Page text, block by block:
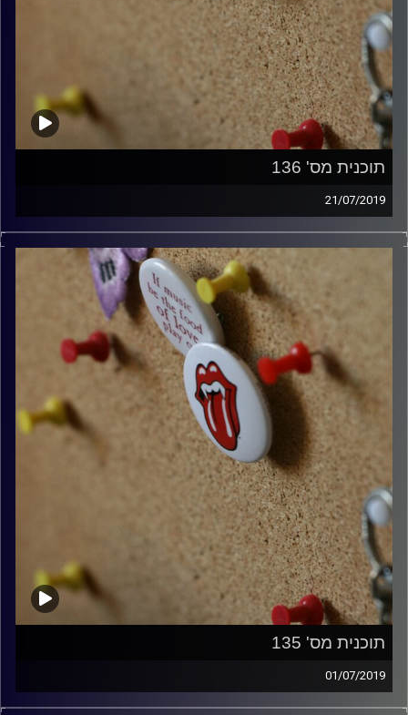
תוכנית מס' 136
21/07/2019
קלאסיקות רוק עם אורן הוף.
włodi
תוכנית מס' 135
01/07/2019
קלאסיקות רוק עם אורן הוף.